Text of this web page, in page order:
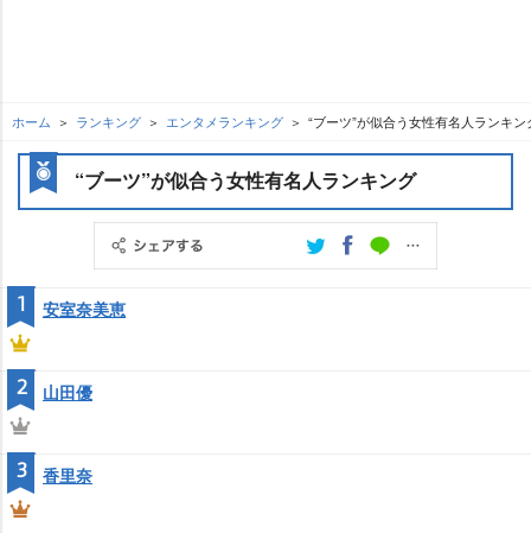
ホーム ランキング エンタメランキング “ブーツ”が似合う女性有名人ランキン
“ブーツ”が似合う女性有名人ランキング
安室奈美恵
1
山田優
2
香里奈
3